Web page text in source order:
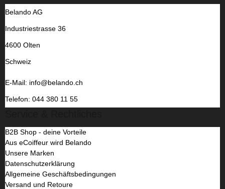
Belando AG
Industriestrasse 36
4600 Olten
Schweiz
E-Mail: info@belando.ch
Telefon: 044 380 11 55
B2B Shop - deine Vorteile
Aus eCoiffeur wird Belando
Unsere Marken
Datenschutzerklärung
Allgemeine Geschäftsbedingungen
Versand und Retoure